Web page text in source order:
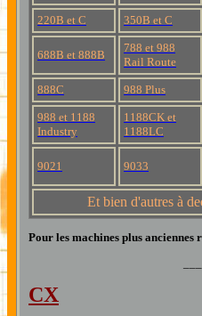
220B et C 350B et C
688B et 888B
788 et 988
Rail Route
888C 988 Plus
988 et 1188
Industry
1188CK et
1188LC
9021 9033
Et bien d'autres à
Pour les machines plus anciennes
CX